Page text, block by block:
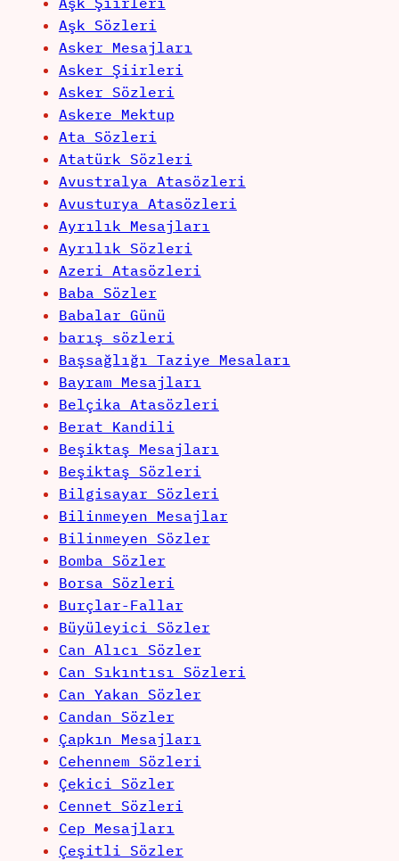
Aşk Sözleri
Asker Mesajları
Asker Şiirleri
Asker Sözleri
Askere Mektup
Ata Sözleri
Atatürk Sözleri
Avustralya Atasözleri
Avusturya Atasözleri
Ayrılık Mesajları
Ayrılık Sözleri
Azeri Atasözleri
Baba Sözler
Babalar Günü
barış sözleri
Başsağlığı Taziye Mesaları
Bayram Mesajları
Belçika Atasözleri
Berat Kandili
Beşiktaş Mesajları
Beşiktaş Sözleri
Bilgisayar Sözleri
Bilinmeyen Mesajlar
Bilinmeyen Sözler
Bomba Sözler
Borsa Sözleri
Burçlar-Fallar
Büyüleyici Sözler
Can Alıcı Sözler
Can Sıkıntısı Sözleri
Can Yakan Sözler
Candan Sözler
Çapkın Mesajları
Cehennem Sözleri
Çekici Sözler
Cennet Sözleri
Cep Mesajları
Çeşitli Sözler